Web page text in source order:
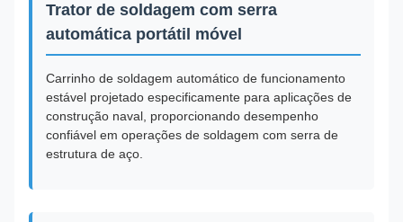
Trator de soldagem com serra
automática portátil móvel
Carrinho de soldagem automático de funcionamento
estável projetado especificamente para aplicações de
construção naval, proporcionando desempenho
confiável em operações de soldagem com serra de
estrutura de aço.